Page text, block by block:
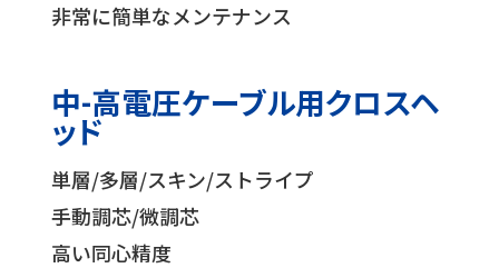
非常に簡単なメンテナンス
中-高電圧ケーブル用クロスヘ
ッド
単層/多層/スキン/ストライプ
手動調芯/微調芯
高い同心精度